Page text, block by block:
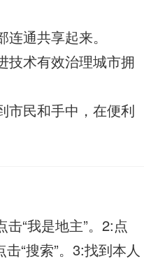
通共享起来。
技术有效治理城市拥
市民和手中，在便利
“我是地主”。2:点
“搜索”。3:找到本人